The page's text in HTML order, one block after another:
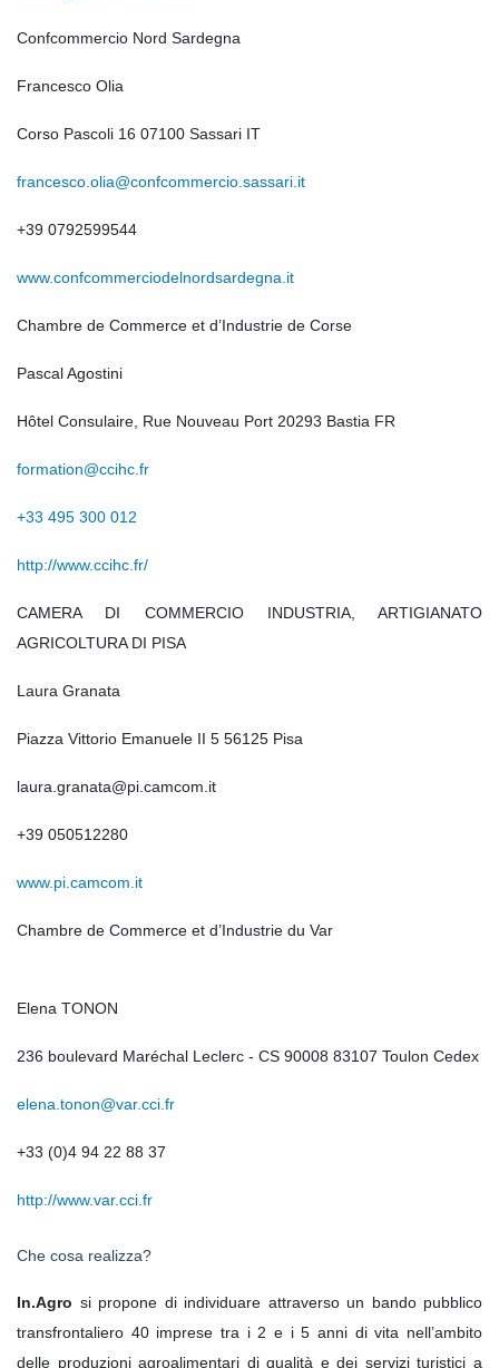
Confcommercio Nord Sardegna
Francesco Olia
Corso Pascoli 16 07100 Sassari IT
francesco.olia@confcommercio.sassari.it
+39 0792599544
www.confcommerciodelnordsardegna.it
Chambre de Commerce et d’Industrie de Corse
Pascal Agostini
Hôtel Consulaire, Rue Nouveau Port 20293 Bastia FR
formation@ccihc.fr
+33 495 300 012
http://www.ccihc.fr/
CAMERA DI COMMERCIO INDUSTRIA, ARTIGIANATO
AGRICOLTURA DI PISA
Laura Granata
Piazza Vittorio Emanuele II 5 56125 Pisa
laura.granata@pi.camcom.it
+39 050512280
www.pi.camcom.it
Chambre de Commerce et d’Industrie du Var
Elena TONON
236 boulevard Maréchal Leclerc - CS 90008 83107 Toulon Cedex
elena.tonon@var.cci.fr
+33 (0)4 94 22 88 37
http://www.var.cci.fr
Che cosa realizza?
In.Agro si propone di individuare attraverso un bando pubblico
transfrontaliero 40 imprese tra i 2 e i 5 anni di vita nell’ambito
delle produzioni agroalimentari di qualità e dei servizi turistici a